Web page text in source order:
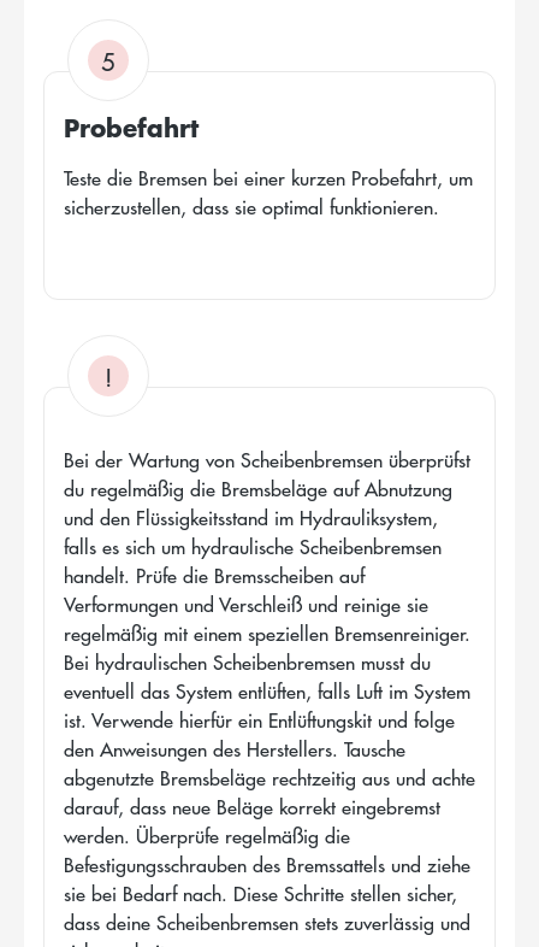
5
Probefahrt
Teste die Bremsen bei einer kurzen Probefahrt, um
sicherzustellen, dass sie optimal funktionieren.
!
Bei der Wartung von Scheibenbremsen überprüfst
du regelmäßig die Bremsbeläge auf Abnutzung
und den Flüssigkeitsstand im Hydrauliksystem,
falls es sich um hydraulische Scheibenbremsen
handelt. Prüfe die Bremsscheiben auf
Verformungen und Verschleiß und reinige sie
regelmäßig mit einem speziellen Bremsenreiniger.
Bei hydraulischen Scheibenbremsen musst du
eventuell das System entlüften, falls Luft im System
ist. Verwende hierfür ein Entlüftungskit und folge
den Anweisungen des Herstellers. Tausche
abgenutzte Bremsbeläge rechtzeitig aus und achte
darauf, dass neue Beläge korrekt eingebremst
werden. Überprüfe regelmäßig die
Befestigungsschrauben des Bremssattels und ziehe
sie bei Bedarf nach. Diese Schritte stellen sicher,
dass deine Scheibenbremsen stets zuverlässig und